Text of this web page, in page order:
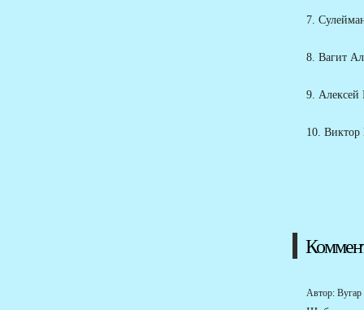
7.
8. Вагит
9.
10. Виктор
Автор: Вугар